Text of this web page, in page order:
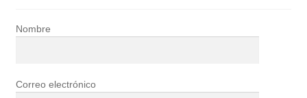
Nombre
Correo electrónico